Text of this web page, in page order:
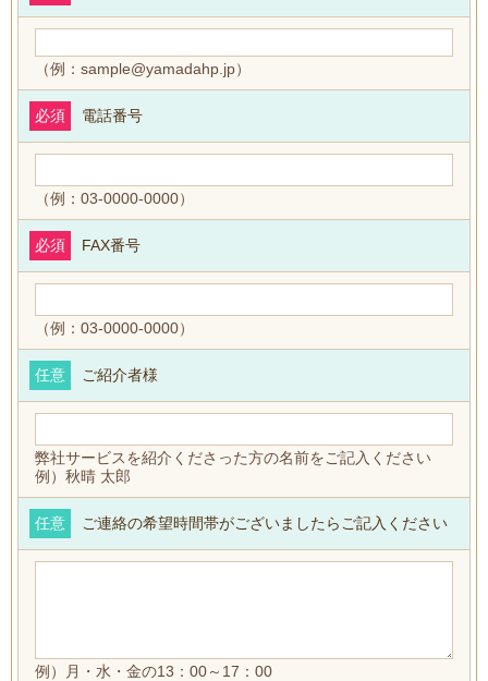
（例：sample@yamadahp.jp）
電話番号
必須
（例：03-0000-0000）
FAX番号
必須
（例：03-0000-0000）
ご紹介者様
任意
弊社サービスを紹介くださった方の名前をご記入ください
例）秋晴 太郎
ご連絡の希望時間帯がございましたらご記入ください
任意
例）月・水・金の13：00～17：00